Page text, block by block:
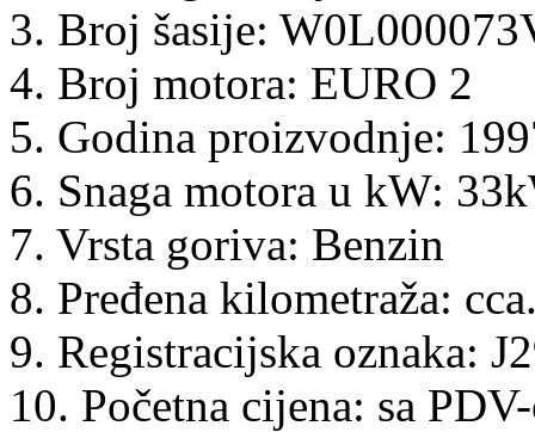
3. Broj šasije:
4. Broj motora: EURO 2
5. Godina proizvodnje:
6. Snaga motora u kW:
7. Vrsta goriva: Benzin
8. Pređena kilometraža:
9. Registracijska oznaka:
10. Početna cijena: sa